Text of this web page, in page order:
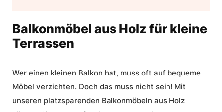
Balkonmöbel aus Holz für kleine
Terrassen
Wer einen kleinen Balkon hat, muss oft auf bequeme
Möbel verzichten. Doch das muss nicht sein! Mit
unseren platzsparenden Balkonmöbeln aus Holz